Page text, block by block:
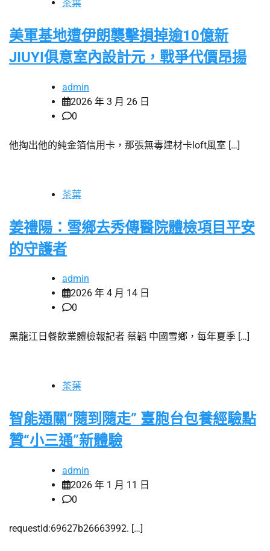
茶葉
美軍基地遭伊朗襲擊損掉逾10億新
JIUYI俱意室內設計元，戰爭代價昂揚
admin
2026 年 3 月 26 日
0
他掏出他的純金箔信用卡，那張無毒建材卡loft風室 […]
茶葉
姜禮陽：雪鄉去秀傳醫院體檢項目平安
的守護者
admin
2026 年 4 月 14 日
0
黑龍江日餐飲業體檢報記者 蔡韜 中國雪鄉，每年夏季 […]
茶葉
智能通關“隨到隨走” 臺胞台包養經驗點
贊“小三通”新體驗
admin
2026 年 1 月 11 日
0
requestId:69627b26663992. […]